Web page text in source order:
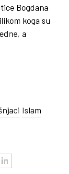
Bogdana
koga su
a
Islam